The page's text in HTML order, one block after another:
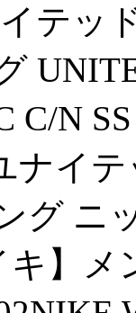
テッ
C/N
ナイ
グ ニ
キ】